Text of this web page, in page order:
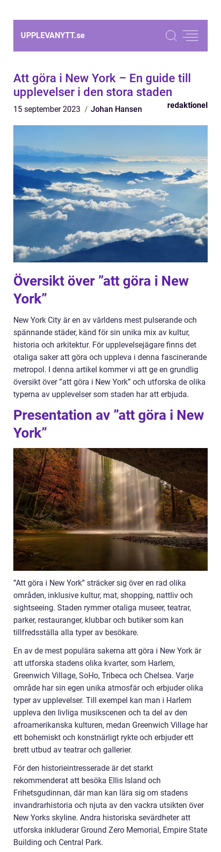
UPPLEVANYTT.se
Att göra i New York – En guide till
upplevelser i den stora staden
15 september 2023 Johan Hansen redaktionel
Översikt över ”att göra i New
York”
New York City är en av världens mest pulserande och
spännande städer, känd för sin unika mix av kultur,
historia och arkitektur. För upplevelsejägare finns det
otaliga saker att göra och uppleva i denna fascinerande
metropol. I denna artikel kommer vi att ge en grundlig
översikt över ”att göra i New York” och utforska de olika
typerna av upplevelser som staden har att erbjuda.
Presentation av ”att göra i New
York”
”Att göra i New York” sträcker sig över en rad olika
områden, inklusive kultur, mat, shopping, nattliv och
sightseeing. Staden rymmer otaliga museer, teatrar,
parker, restauranger, klubbar och butiker som kan
tillfredsställa alla typer av besökare.
En av de mest populära sakerna att göra i New York är
att utforska stadens olika kvarter, som Harlem,
Greenwich Village, SoHo, Tribeca och Chelsea. Varje
område har sin egen unika atmosfär och erbjuder olika
typer av upplevelser. Till exempel kan man i Harlem
uppleva den livliga musikscenen och ta del av den
afroamerikanska kulturen, medan Greenwich Village har
ett bohemiskt och konstnärligt rykte och erbjuder ett
brett utbud av teatrar och gallerier.
För den historieintresserade är det starkt
rekommenderat att besöka Ellis Island och
Frihetsgudinnan, där man kan lära sig om stadens
invandrarhistoria och njuta av den vackra utsikten över
New Yorks skyline. Andra historiska sevärdheter att
utforska inkluderar Ground Zero Memorial, Empire State
Building och Central Park.